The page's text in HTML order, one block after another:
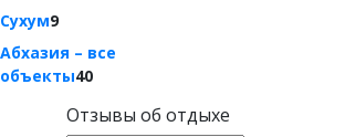
Сухум9
Абхазия – все
объекты40
Отзывы об отдыхе